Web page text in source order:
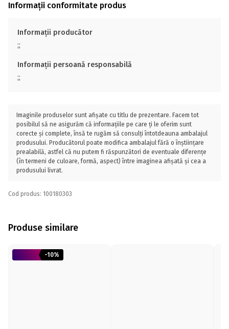
Informații conformitate produs
Informații producător
;;
Informații persoană responsabilă
;;
Imaginile produselor sunt afișate cu titlu de prezentare. Facem tot
posibilul să ne asigurăm că informațiile pe care ți le oferim sunt
corecte și complete, însă te rugăm să consulți întotdeauna ambalajul
produsului. Producătorul poate modifica ambalajul fără o înștiințare
prealabilă, astfel că nu putem fi răspunzători de eventuale diferențe
(în termeni de culoare, formă, aspect) între imaginea afișată și cea a
produsului livrat.
Cod produs: 100180303
Produse similare
-10%